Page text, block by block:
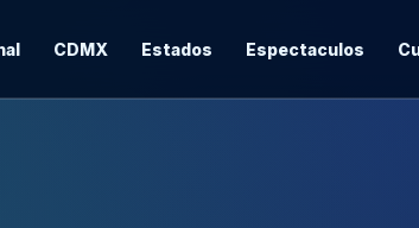
CDMX Estados Espectaculos